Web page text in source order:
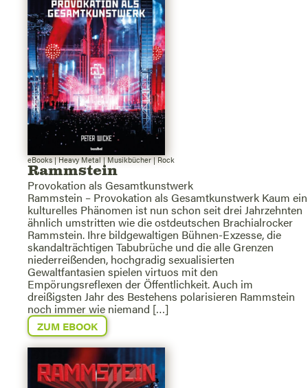
eBooks|Heavy Metal|Musikbücher|Rock
Rammstein
Provokation als Gesamtkunstwerk
Rammstein – Provokation als Gesamtkunstwerk Kaum ein
kulturelles Phänomen ist nun schon seit drei Jahrzehnten
ähnlich umstritten wie die ostdeutschen Brachialrocker
Rammstein. Ihre bildgewaltigen Bühnen-Exzesse, die
skandalträchtigen Tabubrüche und die alle Grenzen
niederreißenden, hochgradig sexualisierten
Gewaltfantasien spielen virtuos mit den
Empörungsreflexen der Öffentlichkeit. Auch im
dreißigsten Jahr des Bestehens polarisieren Rammstein
noch immer wie niemand […]
ZUM EBOOK